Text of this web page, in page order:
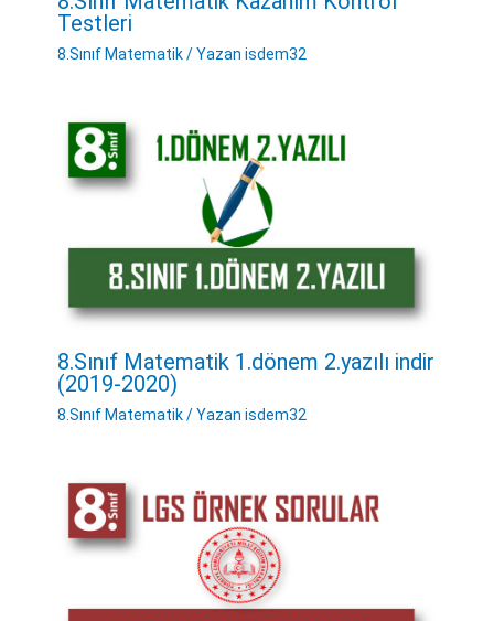
Testleri
8.Sınıf Matematik/ Yazan isdem32
8.Sınıf Matematik 1.dönem 2.yazılı indir
(2019-2020)
8.Sınıf Matematik/ Yazan isdem32